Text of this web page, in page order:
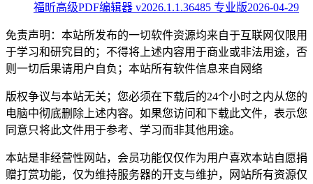
福昕高级PDF编辑器 v2026.1.1.36485 专业版2026-04-29
免责声明：本站所发布的一切软件资源均来自于互联网仅限用
于学习和研究目的；不得将上述内容用于商业或非法用途，否
则一切后果请用户自负；本站所有软件信息来自网络
版权争议与本站无关；您必须在下载后的24个小时之内从您的
电脑中彻底删除上述内容。如果您访问和下载此文件，表示您
同意只将此文件用于参考、学习而非其他用途。
本站是非经营性网站，会员功能仅仅作为用户喜欢本站自愿捐
赠打赏功能，仅为维持服务器的开支与维护，网站所有资源仅